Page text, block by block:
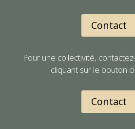
Contact
Pour une collectivité,
cliquant sur le bouton
Contact